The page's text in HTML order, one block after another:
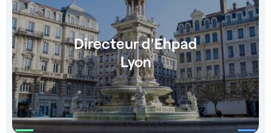
Directeur d'Ehpad
Lyon